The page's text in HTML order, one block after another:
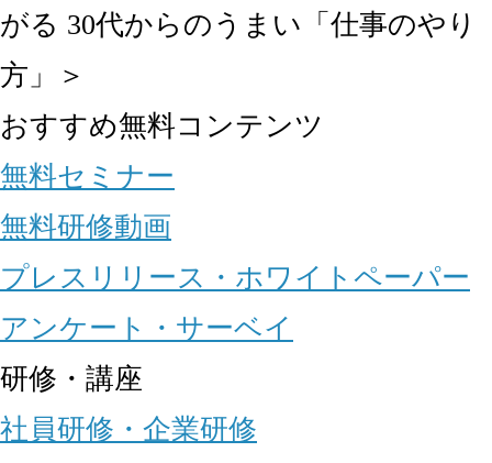
がる 30代からのうまい「仕事のやり
方」＞
おすすめ無料コンテンツ
無料セミナー
無料研修動画
プレスリリース・ホワイトペーパー
アンケート・サーベイ
研修・講座
社員研修・企業研修